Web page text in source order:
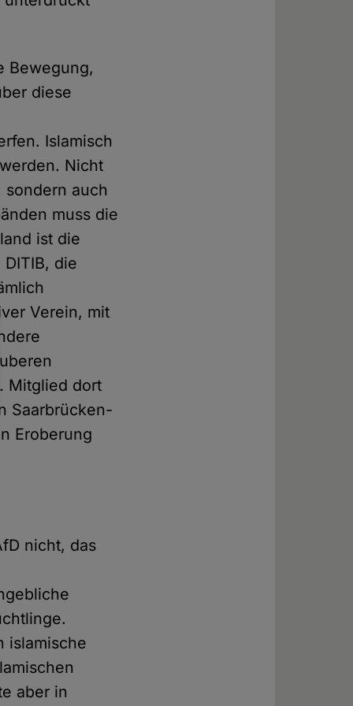
Bewegung,
diese
Islamisch
Nicht
sondern auch
muss die
ist die
die
Verein, mit
Mitglied dort
Saarbrücken-
Eroberung
nicht, das
islamische
aber in